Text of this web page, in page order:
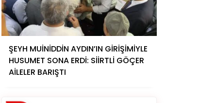
ŞEYH MUİNİDDİN AYDIN’IN GİRİŞİMİYLE
HUSUMET SONA ERDİ: SİİRTLİ GÖÇER
AİLELER BARIŞTI